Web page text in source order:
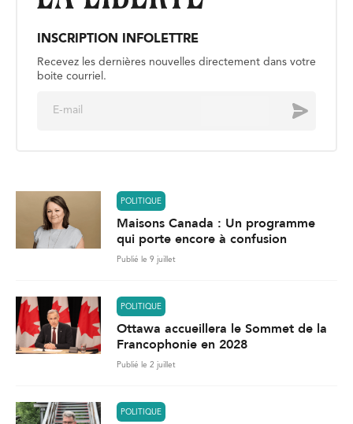
INSCRIPTION INFOLETTRE
Recevez les dernières nouvelles directement dans votre
boite courriel.
Envoyer
POLITIQUE
Maisons Canada : Un programme
qui porte encore à confusion
Publié le 9 juillet
POLITIQUE
Ottawa accueillera le Sommet de la
Francophonie en 2028
Publié le 2 juillet
POLITIQUE